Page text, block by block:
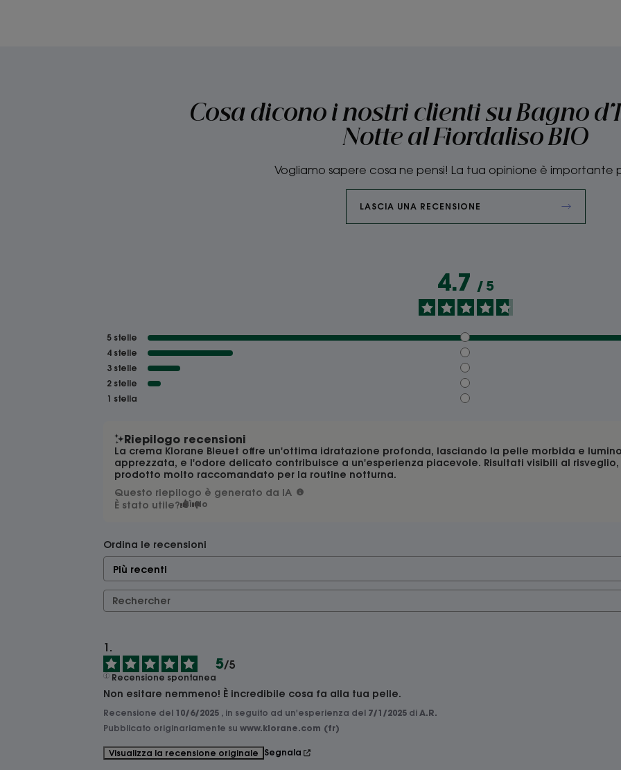
Cosa dicono i nostri clienti su Bagno
Notte al Fiordaliso BIO
Vogliamo sapere cosa ne pensi! La tua opinione è importante
LASCIA UNA RECENSIONE
4.7 / 5
5 stelle
4 stelle
3 stelle
2 stelle
1 stella
Riepilogo recensioni
La crema Klorane Bleuet offre un'ottima idratazione profonda, lasciando la pelle morbida e
apprezzata, e l'odore delicato contribuisce a un'esperienza piacevole. Risultati visibili al
prodotto molto raccomandato per la routine notturna.
Questo riepilogo è generato da IA
È stato utile? Sì No
Ordina le recensioni
5/5
Recensione spontanea
Non esitare nemmeno! È incredibile cosa fa alla tua pelle.
Recensione del 10/6/2025 , in seguito ad un'esperienza del 7/1/2025 di A.R.
Pubblicato originariamente su www.klorane.com (fr)
Visualizza la recensione originale Segnala